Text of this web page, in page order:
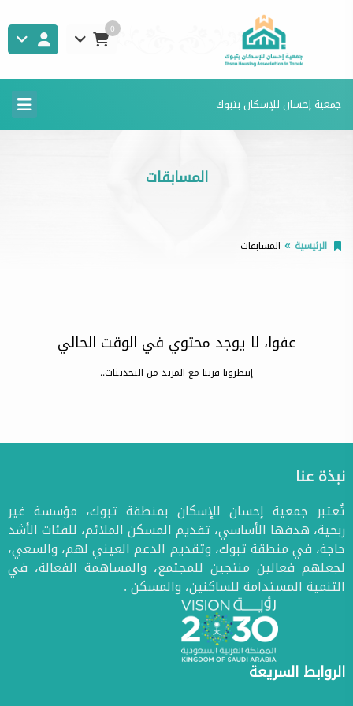
0
جمعية إحسان للإسكان بتبوك
المسابقات
الرئيسية المسابقات
عفوا، لا يوجد محتوي في الوقت الحالي
إنتظرونا قريبا مع المزيد من التحديثات..
نبذة عنا
تُعتبر جمعية إحسان للإسكان بمنطقة تبوك، مؤسسة غير
ربحية، هدفها الأساسي، تقديم المسكن الملائم، للفئات الأشد
حاجة، في منطقة تبوك، وتقديم الدعم العيني لهم، والسعي،
لجعلهم فعالين منتجين للمجتمع، والمساهمة الفعالة، في
التنمية المستدامة للساكنين، والمسكن .
الروابط السريعة